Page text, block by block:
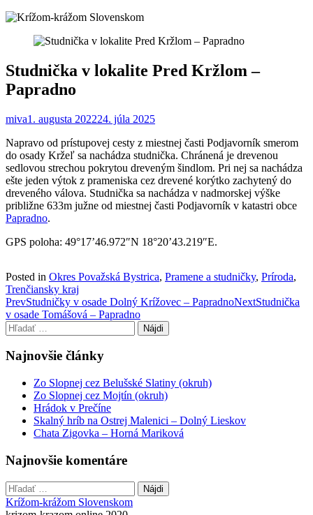
Studnička v lokalite Pred Kržlom –
Papradno
miva1. augusta 202224. júla 2025
Napravo od prístupovej cesty z miestnej časti Podjavorník smerom
do osady Kržeľ sa nachádza studnička. Chránená je drevenou
sedlovou strechou pokrytou dreveným šindlom. Pri nej sa nachádza
ešte jeden výtok z prameniska cez drevené korýtko zachytený do
dreveného válova. Studnička sa nachádza v nadmorskej výške
približne 633m južne od miestnej časti Podjavorník v katastri obce
Papradno.
GPS poloha: 49°17’46.972″N 18°20’43.219″E.
Posted in Okres Považská Bystrica, Pramene a studničky, Príroda,
Trenčiansky kraj
Post
navigation
PrevStudničky v osade Dolný Krížovec – PapradnoNextStudnička
v osade Tomášová – Papradno
Hľadať:
Najnovšie články
Zo Slopnej cez Belušské Slatiny (okruh)
Zo Slopnej cez Mojtín (okruh)
Hrádok v Prečíne
Skalný hríb na Ostrej Malenici – Dolný Lieskov
Chata Zigovka – Horná Mariková
Najnovšie komentáre
Hľadať:
Krížom-krážom Slovenskom